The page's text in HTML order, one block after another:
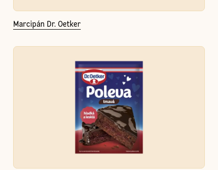
Marcipán Dr. Oetker